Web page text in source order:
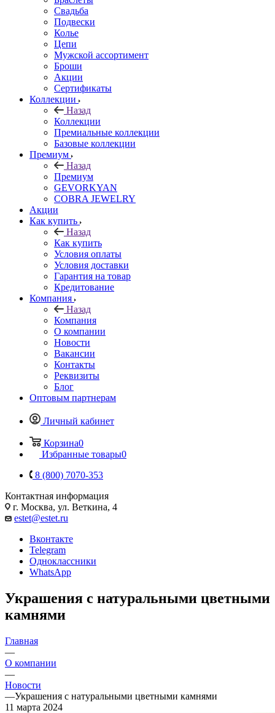
Свадьба
Подвески
Колье
Цепи
Мужской ассортимент
Броши
Акции
Сертификаты
Коллекции
Назад
Коллекции
Премиальные коллекции
Базовые коллекции
Премиум
Назад
Премиум
GEVORKYAN
COBRA JEWELRY
Акции
Как купить
Назад
Как купить
Условия оплаты
Условия доставки
Гарантия на товар
Кредитование
Компания
Назад
Компания
О компании
Новости
Вакансии
Контакты
Реквизиты
Блог
Оптовым партнерам
Личный кабинет
Корзина0
Избранные товары0
8 (800) 7070-353
Контактная информация
г. Москва, ул. Веткина, 4
estet@estet.ru
Вконтакте
Telegram
Одноклассники
WhatsApp
Украшения с натуральными цветными
камнями
Главная
—
О компании
—
Новости
—Украшения с натуральными цветными камнями
11 марта 2024